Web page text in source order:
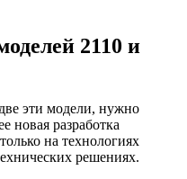
2110 и
эти модели, нужно
новая разработка
на технологиях
решениях.